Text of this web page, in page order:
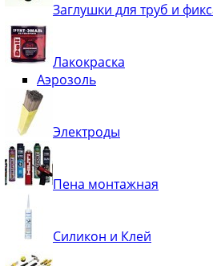
Заглушки для труб и
Лакокраска
Аэрозоль
Электроды
Пена монтажная
Силикон и Клей